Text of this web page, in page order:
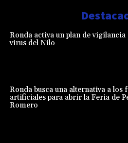
Ronda activa un plan de
virus del Nilo
Ronda busca una alternativa a los
artificiales para abrir la Feria de
Romero